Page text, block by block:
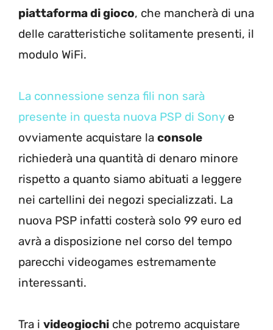
piattaforma di gioco, che mancherà di una
delle caratteristiche solitamente presenti, il
modulo WiFi.
La connessione senza fili non sarà
presente in questa nuova PSP di Sony e
ovviamente acquistare la console
richiederà una quantità di denaro minore
rispetto a quanto siamo abituati a leggere
nei cartellini dei negozi specializzati. La
nuova PSP infatti costerà solo 99 euro ed
avrà a disposizione nel corso del tempo
parecchi videogames estremamente
interessanti.
Tra i videogiochi che potremo acquistare